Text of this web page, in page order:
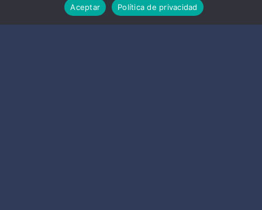
Aceptar
Política de privacidad